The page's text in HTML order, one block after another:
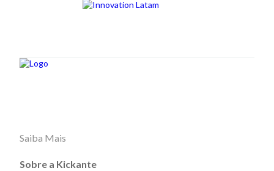
Saiba Mais
Sobre a Kickante